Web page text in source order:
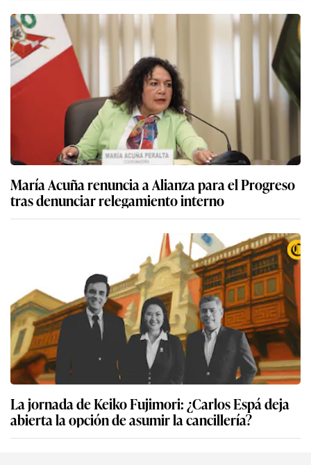
María Acuña renuncia a Alianza para el Progreso
tras denunciar relegamiento interno
La jornada de Keiko Fujimori: ¿Carlos Espá deja
abierta la opción de asumir la cancillería?